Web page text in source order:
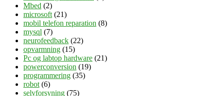
Mbed (2)
microsoft (21)
mobil telefon reparation (8)
mysql (7)
neurofeedback (22)
opvarmning (15)
Pc og labtop hardware (21)
powerconversion (19)
programmering (35)
robot (6)
selvforsyning (75)